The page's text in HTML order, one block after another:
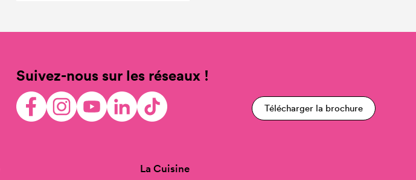
Suivez-nous sur les réseaux !
Télécharger la brochure
La Cuisine